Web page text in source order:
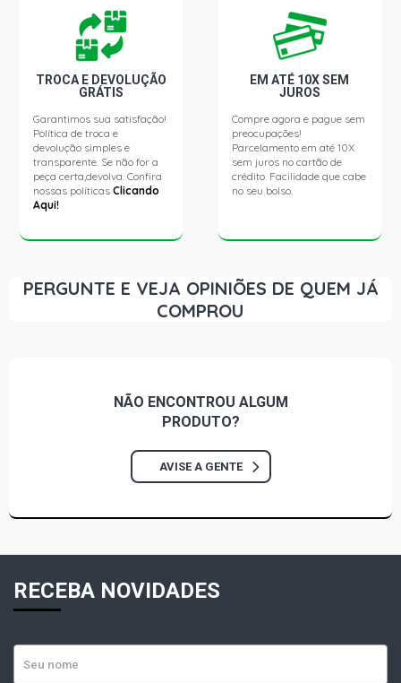
TROCA E DEVOLUÇÃO
GRÁTIS
Garantimos sua satisfação!
Política de troca e
devolução simples e
transparente. Se não for a
peça certa,devolva. Confira
nossas políticasClicando
Aqui!
EM ATÉ 10X SEM
JUROS
Compre agora e pague sem
preocupações!
Parcelamento em até 10X
sem juros no cartão de
crédito. Facilidade que cabe
no seu bolso.
PERGUNTE E VEJA OPINIÕES DE QUEM JÁ
COMPROU
NÃO ENCONTROU ALGUM
PRODUTO?
AVISE A GENTE
RECEBA NOVIDADES